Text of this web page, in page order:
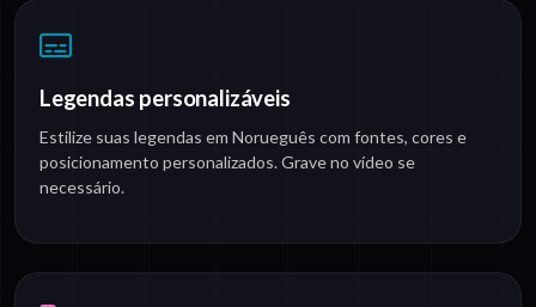
Legendas personalizáveis
Estilize suas legendas em Norueguês com fontes, cores e
posicionamento personalizados. Grave no vídeo se
necessário.